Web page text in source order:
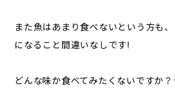
また魚はあまり食べないという方も
になること間違いなしです!
どんな味か食べてみたくないですか？